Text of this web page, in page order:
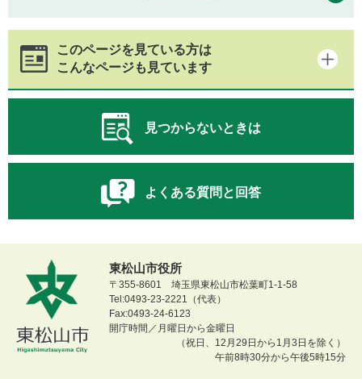
このページを見ている方は
こんなページも見ています
見つからないときは
よくある質問と回答
東松山市役所
〒355-8601 埼玉県東松山市松葉町1-1-58
Tel:0493-23-2221（代表）
Fax:0493-24-6123
開庁時間／月曜日から金曜日
（祝日、12月29日から1月3日を除く）
午前8時30分から午後5時15分